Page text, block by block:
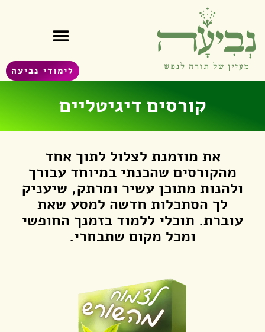
לימודי נביעה
קורסים דיגיטליים
את מוזמנת לצלול לתוך אחד
מהקורסים שהכנתי במיוחד עבורך
ולהנות מתוכן עשיר ומרתק, שיעניק
לך הסתכלות חדשה למסע שאת
עוברת. תוכלי ללמוד בזמנך החופשי
ומכל מקום שתבחרי.